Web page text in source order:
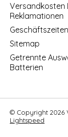
Versandkosten
Reklamationen
Geschäftszeiten
Sitemap
Getrennte
Batterien
© Copyright 2026
Lightspeed